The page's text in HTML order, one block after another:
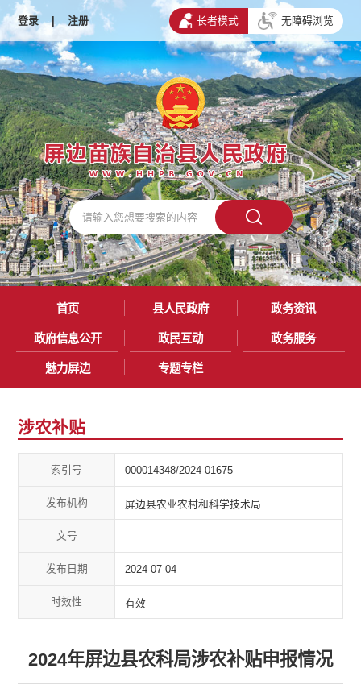
登录 | 注册 长者模式 无障碍浏览
首页 县人民政府 政务资讯
政府信息公开 政民互动 政务服务
魅力屏边 专题专栏
涉农补贴
索引号 000014348/2024-01675
发布机构 屏边县农业农村和科学技术局
文号
发布日期 2024-07-04
时效性 有效
2024年屏边县农科局涉农补贴申报情况